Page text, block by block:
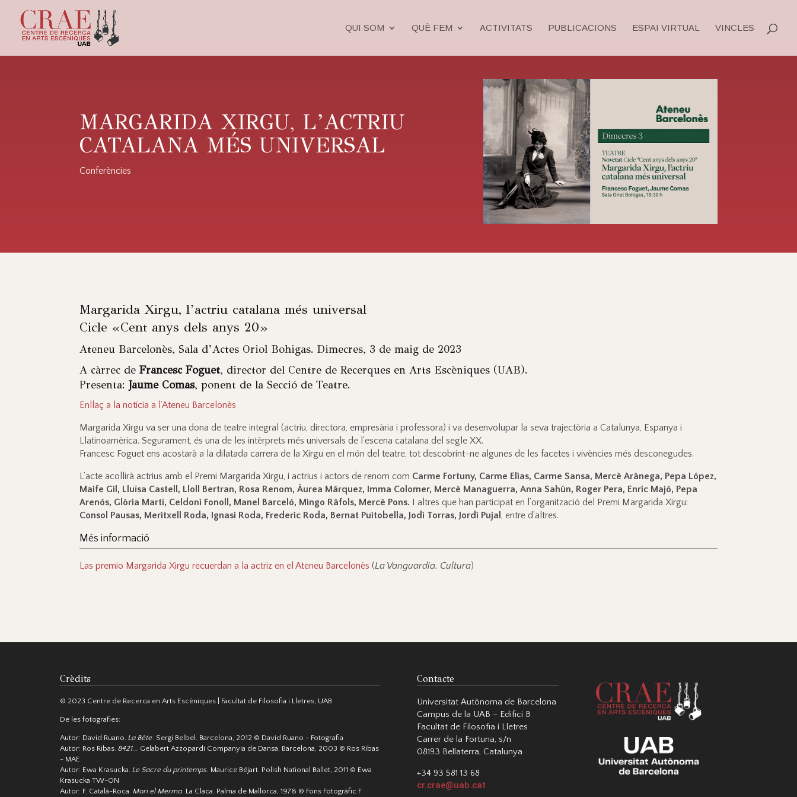
QUI SOM QUÈ FEM ACTIVITATS PUBLICACIONS ESPAI VIRTUAL VINCLES
MARGARIDA XIRGU, L’ACTRIU
CATALANA MÉS UNIVERSAL
Conferències
Margarida Xirgu, l’actriu catalana més universal
Cicle «Cent anys dels anys 20»
Ateneu Barcelonès, Sala d’Actes Oriol Bohigas. Dimecres, 3 de maig de 2023
A càrrec deFrancesc Foguet, director del Centre de Recerques en Arts Escèniques (UAB).
Presenta:Jaume Comas, ponent de la Secció de Teatre.
Enllaç a la notícia a l’Ateneu Barcelonès
Margarida Xirgu va ser una dona de teatre integral (actriu, directora, empresària i professora) i va desenvolupar la seva trajectòria a Catalunya, Espanya i
Llatinoamèrica. Segurament, és una de les intèrprets més universals de l’escena catalana del segle XX.
Francesc Foguet ens acostarà a la dilatada carrera de la Xirgu en el món del teatre, tot descobrint-ne algunes de les facetes i vivències més desconegudes.
L’acte acollirà actrius amb el Premi Margarida Xirgu, i actrius i actors de renom com Carme Fortuny, Carme Elias, Carme Sansa, Mercè Arànega, Pepa López,
Maife Gil, Lluïsa Castell, Lloll Bertran, Rosa Renom, Àurea Márquez, Imma Colomer, Mercè Managuerra, Anna Sahún, Roger Pera, Enric Majó, Pepa
Arenós, Glòria Martí, Celdoni Fonoll, Manel Barceló, Mingo Ràfols, Mercè Pons. I altres que han participat en l’organització del Premi Margarida Xirgu:
Consol Pausas, Meritxell Roda, Ignasi Roda, Frederic Roda, Bernat Puitobella, Jodi Torras, Jordi Pujal, entre d’altres.
Més informació
Las premio Margarida Xirgu recuerdan a la actriz en el Ateneu Barcelonès (La Vanguardia. Cultura)
Crèdits
© 2023 Centre de Recerca en Arts Escèniques | Facultat de Filosofia i Lletres, UAB
De les fotografies:
Autor: David Ruano. La Bête. Sergi Belbel. Barcelona, 2012 © David Ruano - Fotografia
Autor: Ros Ribas. 8421... Gelabert Azzopardi Companyia de Dansa. Barcelona, 2003 © Ros Ribas
- MAE
Autor: Ewa Krasucka. Le Sacre du printemps. Maurice Béjart. Polish National Ballet, 2011 © Ewa
Krasucka TW-ON
Autor: F. Català-Roca. Mori el Merma. La Claca. Palma de Mallorca, 1978 © Fons Fotogràfic F.
Contacte
Universitat Autònoma de Barcelona
Campus de la UAB – Edifici B
Facultat de Filosofia i Lletres
Carrer de la Fortuna, s/n
08193 Bellaterra, Catalunya
+34 93 581 13 68
cr.crae@uab.cat